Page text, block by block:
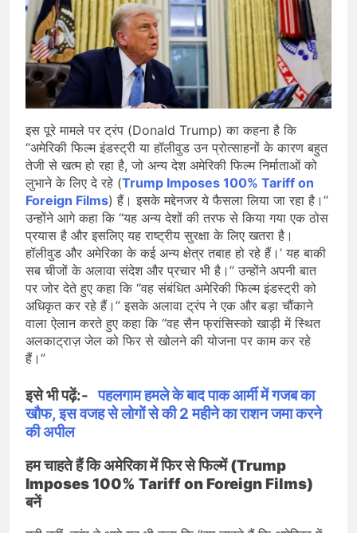
इस पूरे मामले पर ट्रंप (Donald Trump) का कहना है कि
“अमेरिकी फिल्म इंडस्ट्री या हॉलीवुड उन प्रोत्साहनों के कारण बहुत
तेजी से खत्म हो रहा है, जो अन्य देश अमेरिकी फिल्म निर्माताओं को
लुभाने के लिए दे रहे (Trump Imposes 100% Tariff on
Foreign Films) हैं। इसके मद्देनजर ये फैसला लिया जा रहा है।”
उन्होंने आगे कहा कि “यह अन्य देशों की तरफ से किया गया एक ठोस
प्रयास है और इसलिए यह राष्ट्रीय सुरक्षा के लिए खतरा है।
हॉलीवुड और अमेरिका के कई अन्य क्षेत्र तबाह हो रहे हैं।’ यह बाकी
सब चीजों के अलावा संदेश और प्रचार भी है।” उन्होंने अपनी बात
पर जोर देते हुए कहा कि “वह संबंधित अमेरिकी फिल्म इंडस्ट्री को
अधिकृत कर रहे हैं।” इसके अलावा ट्रंप ने एक और बड़ा चौंकाने
वाला ऐलान करते हुए कहा कि “वह सैन फ्रांसिस्को खाड़ी में स्थित
अलकाट्राज़ जेल को फिर से खोलने की योजना पर काम कर रहे
हैं।”
इसे भी पढ़ें:-पहलगाम हमले के बाद पाक आर्मी में गजब का
खौफ, इस वजह से लोगों से की 2 महीने का राशन जमा करने
की अपील
हम चाहते हैं कि अमेरिका में फिर से फिल्में (Trump
Imposes 100% Tariff on Foreign Films)
बनें